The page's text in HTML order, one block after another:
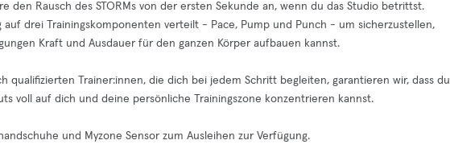
den Rausch des STORMs von der ersten Sekunde an, wenn du das Studio betrittst.
auf drei Trainingskomponenten verteilt - Pace, Pump und Punch - um sicherzustellen,
Kraft und Ausdauer für den ganzen Körper aufbauen kannst.
qualifizierten Trainer:innen, die dich bei jedem Schritt begleiten, garantieren wir, dass du
voll auf dich und deine persönliche Trainingszone konzentrieren kannst.
und Myzone Sensor zum Ausleihen zur Verfügung.